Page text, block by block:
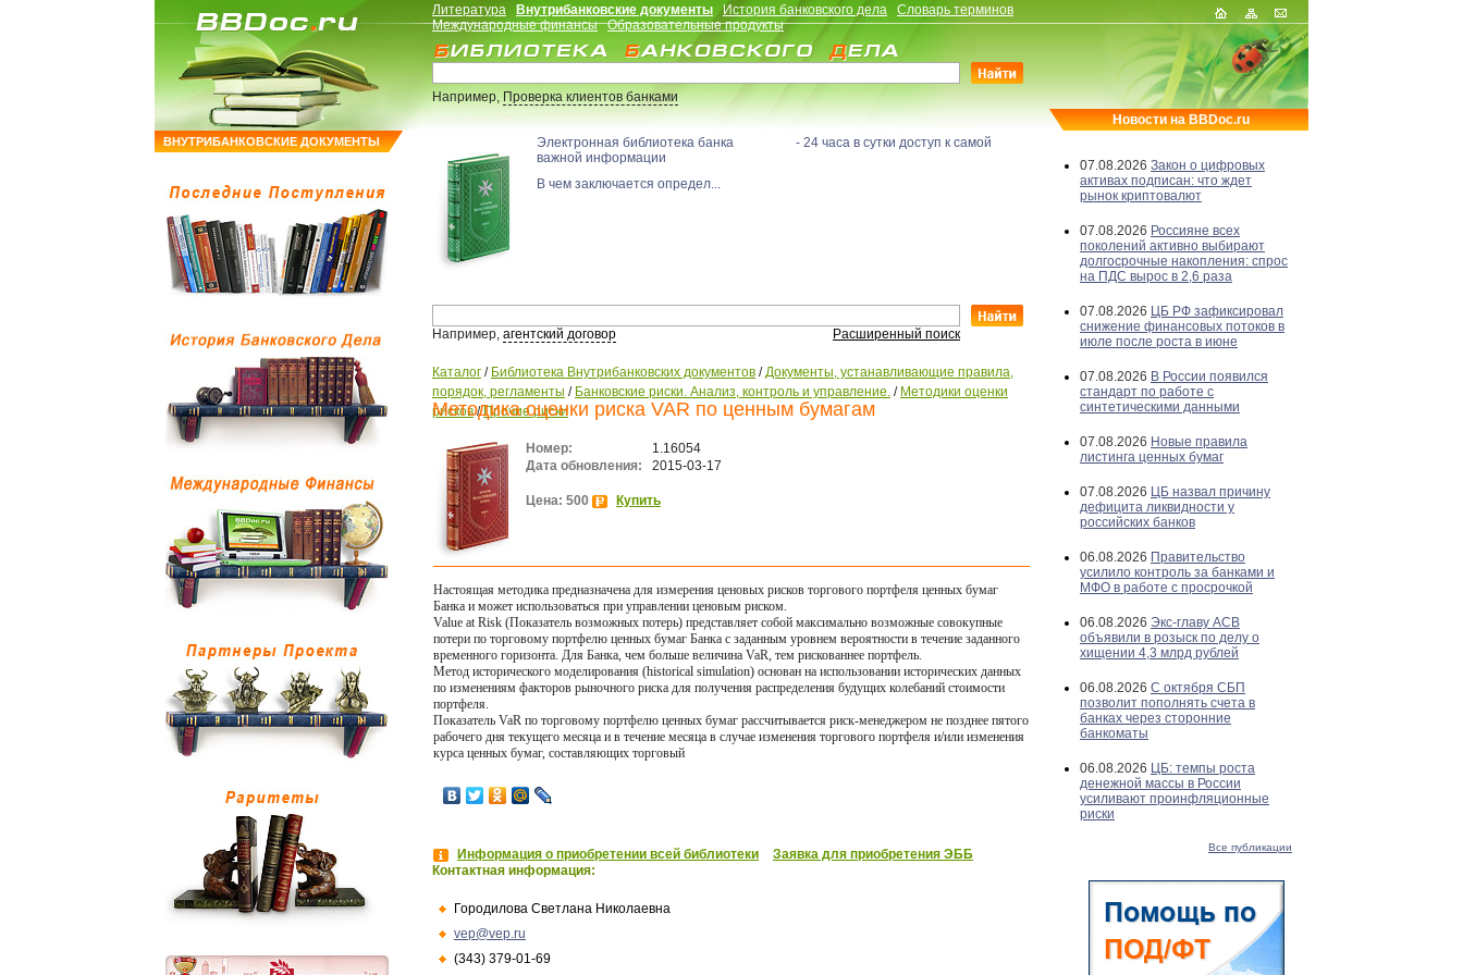
ВНУТРИБАНКОВСКИЕ ДОКУМЕНТЫ
Литература Внутрибанковские документы История банковского дела
Словарь терминов
Международные финансы
Образовательные продукты
Например,Проверка клиентов банками
Электронная библиотека банка - 24 часа в сутки доступ к самой
важной информации
В чем заключается определ...
Например, агентский договор Расширенный поиск
Каталог / Библиотека Внутрибанковских документов /Документы, устанавливающие правила,
порядок, регламенты / Банковские риски. Анализ, контроль и управление. / Методики оценки
рисков/Прочие риски
Методика оценки риска VAR по ценным бумагам
Номер:
1.16054
Дата обновления:
2015-03-17
Цена: 500 Купить
Настоящая методика предназначена для измерения ценовых рисков торгового портфеля ценных бумаг
Банка и может использоваться при управлении ценовым риском.
Value at Risk (Показатель возможных потерь) представляет собой максимально возможные совокупные
потери по торговому портфелю ценных бумаг Банка с заданным уровнем вероятности в течение заданного
временного горизонта. Для Банка, чем больше величина VaR, тем рискованнее портфель.
Метод исторического моделирования (historical simulation) основан на использовании исторических данных
по изменениям факторов рыночного риска для получения распределения будущих колебаний стоимости
портфеля.
Показатель VaR по торговому портфелю ценных бумаг рассчитывается риск-менеджером не позднее пятого
рабочего дня текущего месяца и в течение месяца в случае изменения торгового портфеля и/или изменения
курса ценных бумаг, составляющих торговый
Информация о приобретении всей библиотеки
Заявка для приобретения ЭББ
Контактная информация:
Городилова Светлана Николаевна
vep@vep.ru
(343) 379-01-69
Новости на BBDoc.ru
07.08.2026 Закон о цифровых
активах подписан: что ждет
рынок криптовалют
07.08.2026 Россияне всех
поколений активно выбирают
долгосрочные накопления: спрос
на ПДС вырос в 2,6 раза
07.08.2026 ЦБ РФ зафиксировал
снижение финансовых потоков в
июле после роста в июне
07.08.2026 В России появился
стандарт по работе с
синтетическими данными
07.08.2026 Новые правила
листинга ценных бумаг
07.08.2026 ЦБ назвал причину
дефицита ликвидности у
российских банков
06.08.2026 Правительство
усилило контроль за банками и
МФО в работе с просрочкой
06.08.2026 Экс-главу АСВ
объявили в розыск по делу о
хищении 4,3 млрд рублей
06.08.2026 С октября СБП
позволит пополнять счета в
банках через сторонние
банкоматы
06.08.2026 ЦБ: темпы роста
денежной массы в России
усиливают проинфляционные
риски
Все публикации